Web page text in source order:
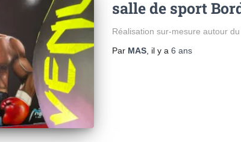
salle de sport
Réalisation sur-mesure autour
Par MAS, il y a 6 ans